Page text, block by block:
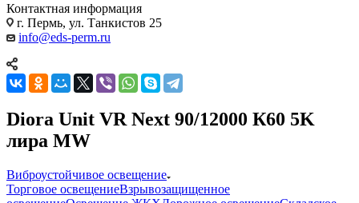
Контактная информация
г. Пермь, ул. Танкистов 25
info@eds-perm.ru
Diora Unit VR Next 90/12000 К60 5K
лира MW
Виброустойчивое освещение
Торговое освещениеВзрывозащищенное